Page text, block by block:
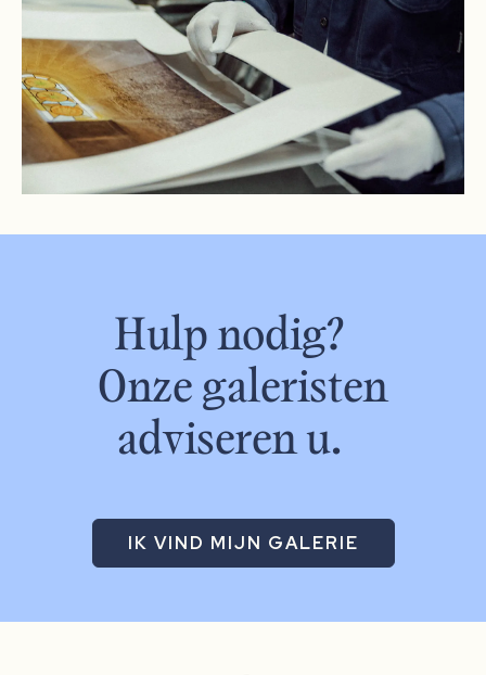
Hulp nodig?
Onze galeristen
adviseren u.
IK VIND MIJN GALERIE